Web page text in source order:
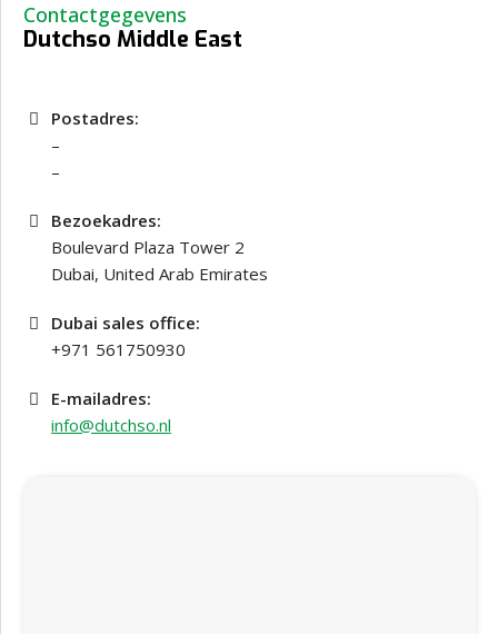
Contactgegevens
Dutchso Middle East
Postadres:
–
–
Bezoekadres:
Boulevard Plaza Tower 2
Dubai, United Arab Emirates
Dubai sales office:
+971 561750930
E-mailadres:
info@dutchso.nl